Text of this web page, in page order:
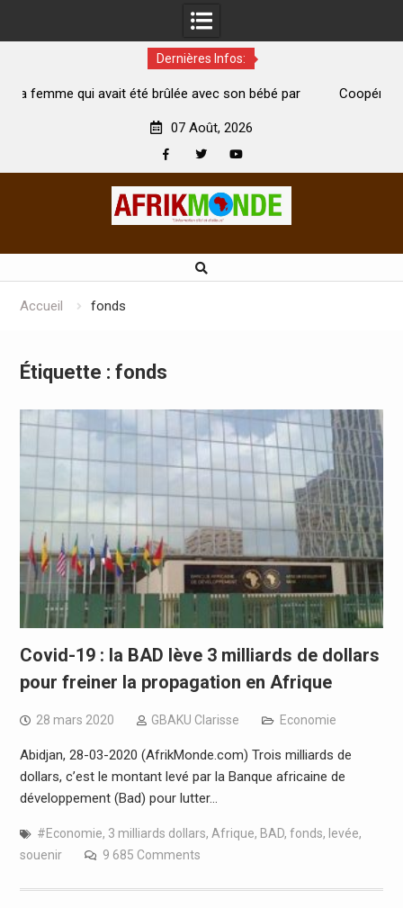
Dernières Infos:
brûlée avec son bébé par
Coopération: Le ministre Indien
07 Août, 2026
Accueil fonds
Étiquette : fonds
Covid-19 : la BAD lève 3 milliards de dollars
pour freiner la propagation en Afrique
28 mars 2020 GBAKU Clarisse Economie
Abidjan, 28-03-2020 (AfrikMonde.com) Trois milliards de
dollars, c’est le montant levé par la Banque africaine de
développement (Bad) pour lutter…
#Economie, 3 milliards dollars, Afrique, BAD, fonds, levée,
souenir
9 685 Comments